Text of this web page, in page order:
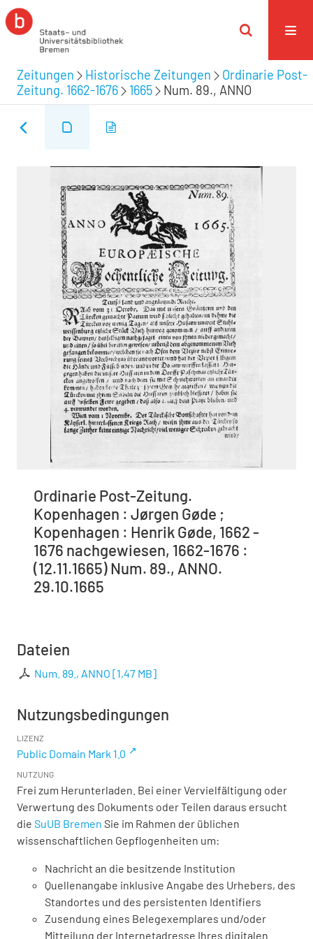
Zeitungen Historische Zeitungen
Ordinarie Post-
Zeitung. 1662-1676
1665 Num. 89., ANNO
Ordinarie Post-Zeitung.
Kopenhagen : Jørgen Gøde ;
Kopenhagen : Henrik Gøde, 1662 -
1676 nachgewiesen, 1662-1676 :
(12.11.1665) Num. 89., ANNO.
29.10.1665
Dateien
Num. 89., ANNO [1,47 MB]
Nutzungsbedingungen
LIZENZ
Public Domain Mark 1.0
NUTZUNG
Frei zum Herunterladen. Bei einer Vervielfältigung oder
Verwertung des Dokuments oder Teilen daraus ersucht
die SuUB Bremen Sie im Rahmen der üblichen
wissenschaftlichen Gepflogenheiten um:
Nachricht an die besitzende Institution
Quellenangabe inklusive Angabe des Urhebers, des
Standortes und des persistenten Identifiers
Zusendung eines Belegexemplares und/oder
Mitteilung der Internetadresse Ihres digitalen